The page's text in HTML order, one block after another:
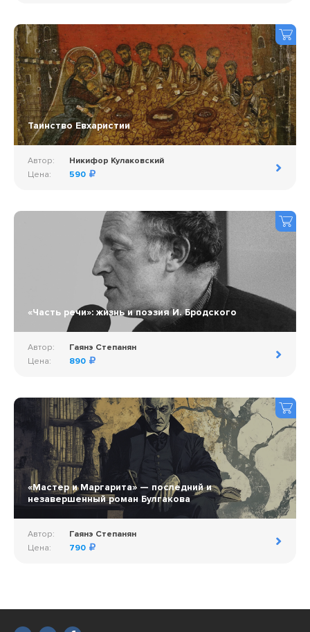
Таинство Евхаристии
Автор:
Никифор Кулаковский
Цена:
590
«Часть речи»: жизнь и поэзия И. Бродского
Автор:
Гаянэ Степанян
Цена:
890
«Мастер и Маргарита» — последний и
незавершенный роман Булгакова
Автор:
Гаянэ Степанян
Цена:
790